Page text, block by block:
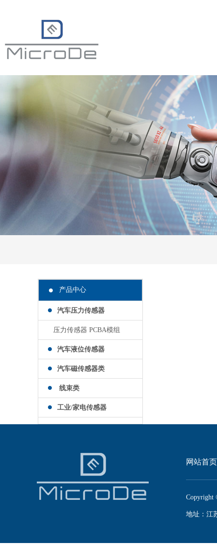
产品中心
汽车压力传感器
压力传感器 PCBA模组
汽车液位传感器
汽车磁传感器类
线束类
工业/家电传感器
网站首页
Copyright
地址：江